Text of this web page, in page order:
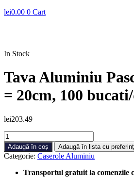
lei0.00 0 Cart
In Stock
Tava Aluminiu
= 20cm, 100
lei203.49
Cantitate
Tava
Aluminiu
Pasca
Diametru
Adaugă în coș Adaugă în lista cu
Categorie: Caserole Aluminiu
Transportul gratuit la comenzile